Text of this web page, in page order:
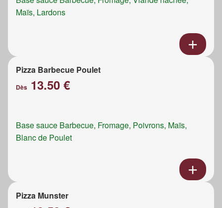
Maïs, Lardons
Pizza Barbecue Poulet
Dès 13.50 €
Base sauce Barbecue, Fromage, Poivrons, Maïs,
Blanc de Poulet
Pizza Munster